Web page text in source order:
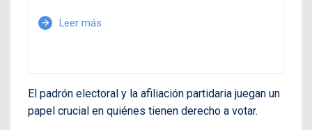
arrow_forward Leer más
El padrón electoral y la afiliación partidaria juegan un
papel crucial en quiénes tienen derecho a votar.